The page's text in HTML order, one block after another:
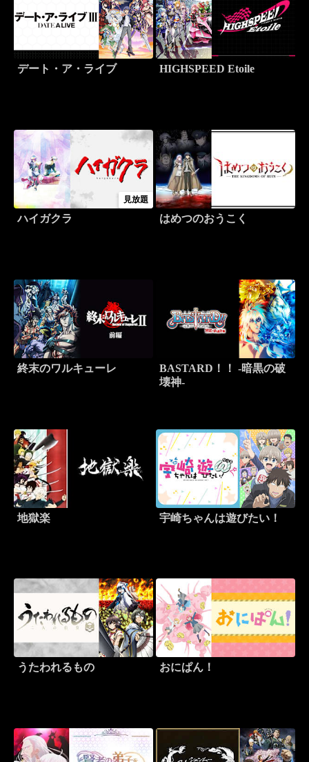
デート・ア・ライブ HIGHSPEED Etoile
見放題
ハイガクラ はめつのおうこく
終末のワルキューレ
BASTARD！！ -暗黒の破
壊神-
地獄楽 宇崎ちゃんは遊びたい！
うたわれるもの おにぱん！